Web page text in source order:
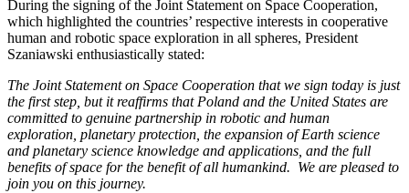
During the signing of the Joint Statement on Space Cooperation,
which highlighted the countries’ respective interests in cooperative
human and robotic space exploration in all spheres, President
Szaniawski enthusiastically stated:
The Joint Statement on Space Cooperation that we sign today is just
the first step, but it reaffirms that Poland and the United States are
committed to genuine partnership in robotic and human
exploration, planetary protection, the expansion of Earth science
and planetary science knowledge and applications, and the full
benefits of space for the benefit of all humankind. We are pleased to
join you on this journey.